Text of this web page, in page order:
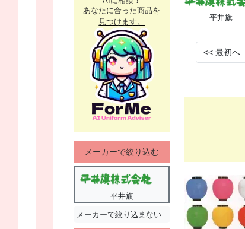
あなたに合った商品を
見つけます。
メーカーで絞り込む
平井旗
メーカーで絞り込まない
平井旗
<< 最初へ